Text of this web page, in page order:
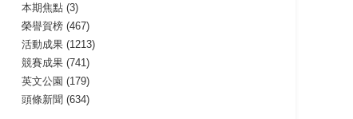
本期焦點 (3)
榮譽賀榜 (467)
活動成果 (1213)
競賽成果 (741)
英文公園 (179)
頭條新聞 (634)